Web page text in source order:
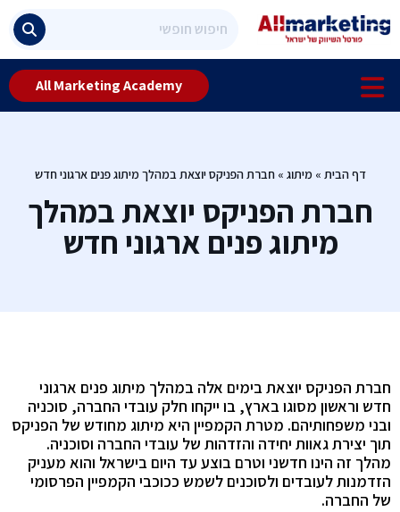
All Marketing Academy
דף הבית » מיתוג »חברת הפניקס יוצאת במהלך מיתוג פנים ארגוני חדש
חברת הפניקס יוצאת במהלך
מיתוג פנים ארגוני חדש
חברת הפניקס יוצאת בימים אלה במהלך מיתוג פנים ארגוני
חדש וראשון מסוגו בארץ, בו ייקחו חלק עובדי החברה, סוכניה
ובני משפחותיהם. מטרת הקמפיין היא מיתוג מחודש של הפניקס
תוך יצירת גאוות יחידה והזדהות של עובדי החברה וסוכניה.
מהלך זה הינו חדשני וטרם בוצע עד היום בישראל והוא מעניק
הזדמנות לעובדים ולסוכנים לשמש ככוכבי הקמפיין הפרסומי
של החברה.